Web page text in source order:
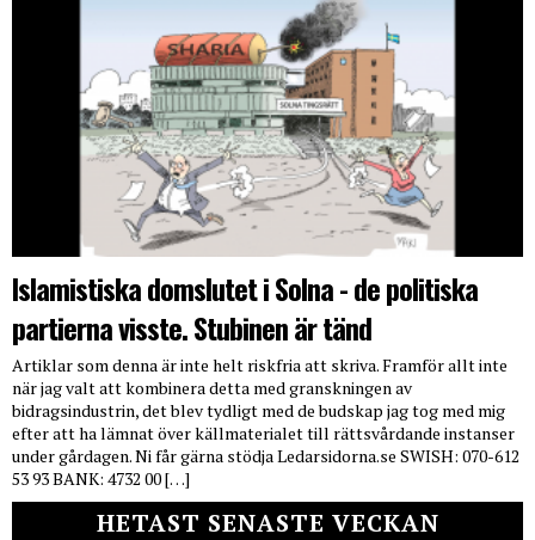
Islamistiska domslutet i Solna - de politiska
partierna visste. Stubinen är tänd
Artiklar som denna är inte helt riskfria att skriva. Framför allt inte
när jag valt att kombinera detta med granskningen av
bidragsindustrin, det blev tydligt med de budskap jag tog med mig
efter att ha lämnat över källmaterialet till rättsvårdande instanser
under gårdagen. Ni får gärna stödja Ledarsidorna.se SWISH: 070-612
53 93 BANK: 4732 00 […]
HETAST SENASTE VECKAN